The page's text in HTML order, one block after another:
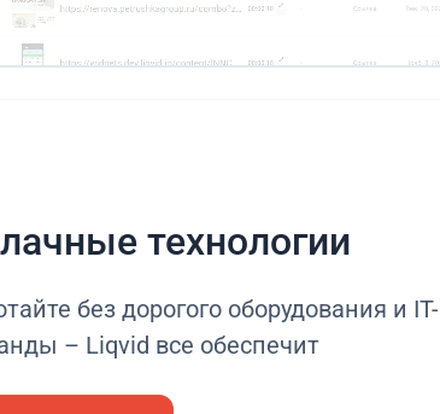
технологии
без дорогого оборудования и IT-
– Liqvid все обеспечит